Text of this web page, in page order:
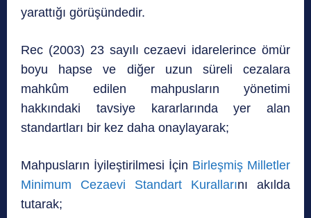
yarattığı görüşündedir.
Rec (2003) 23 sayılı cezaevi idarelerince ömür
boyu hapse ve diğer uzun süreli cezalara
mahkûm edilen mahpusların yönetimi
hakkındaki tavsiye kararlarında yer alan
standartları bir kez daha onaylayarak;
Mahpusların İyileştirilmesi İçin Birleşmiş Milletler
Minimum Cezaevi Standart Kurallarını akılda
tutarak;